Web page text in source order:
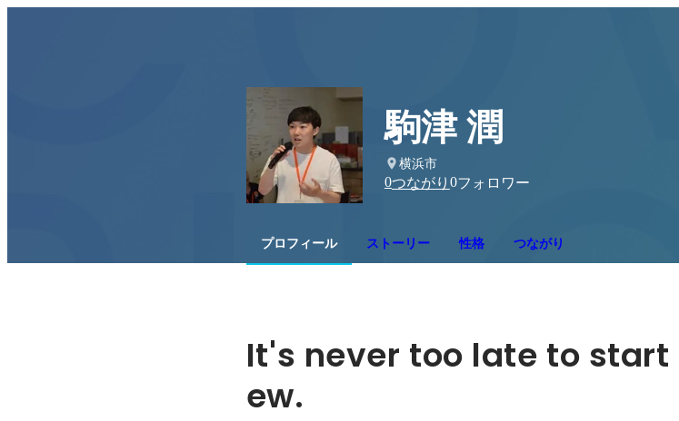
駒津 潤
横浜市
0つながり 0フォロワー
プロフィール ストーリー 性格 つながり
It's never too late to
ew.